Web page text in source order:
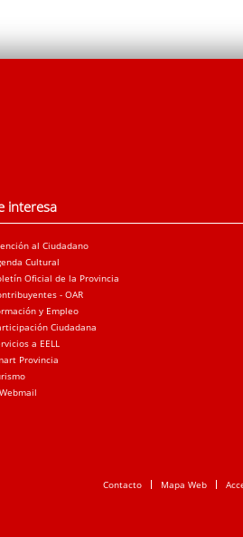
interesa
al Ciudadano
Cultural
Oficial de la Provincia
- OAR
y Empleo
Ciudadana
a EELL
Provincia
Contacto Mapa Web